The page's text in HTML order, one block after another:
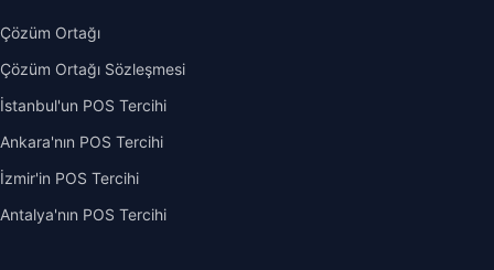
Çözüm Ortağı
Çözüm Ortağı Sözleşmesi
İstanbul'un POS Tercihi
Ankara'nın POS Tercihi
İzmir'in POS Tercihi
Antalya'nın POS Tercihi